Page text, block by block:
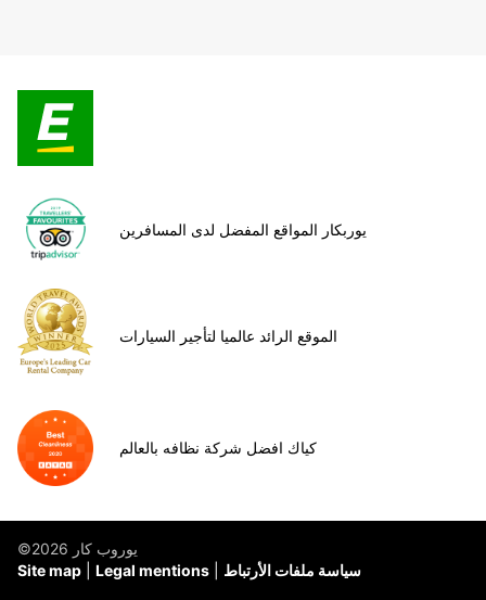
يوربكار المواقع المفضل لدى المسافرين
الموقع الرائد عالميا لتأجير السيارات
كياك افضل شركة نظافه بالعالم
©يوروب كار 2026
Site map
Legal mentions سياسة ملفات الأرتباط